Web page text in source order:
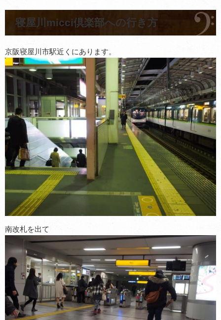
寝屋川micci倶楽部への行き方
京阪寝屋川市駅近くにあります。
南改札を出て